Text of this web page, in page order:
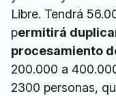
Libre. Tendrá
permitirá
procesamiento
200.000 a
2300 personas,